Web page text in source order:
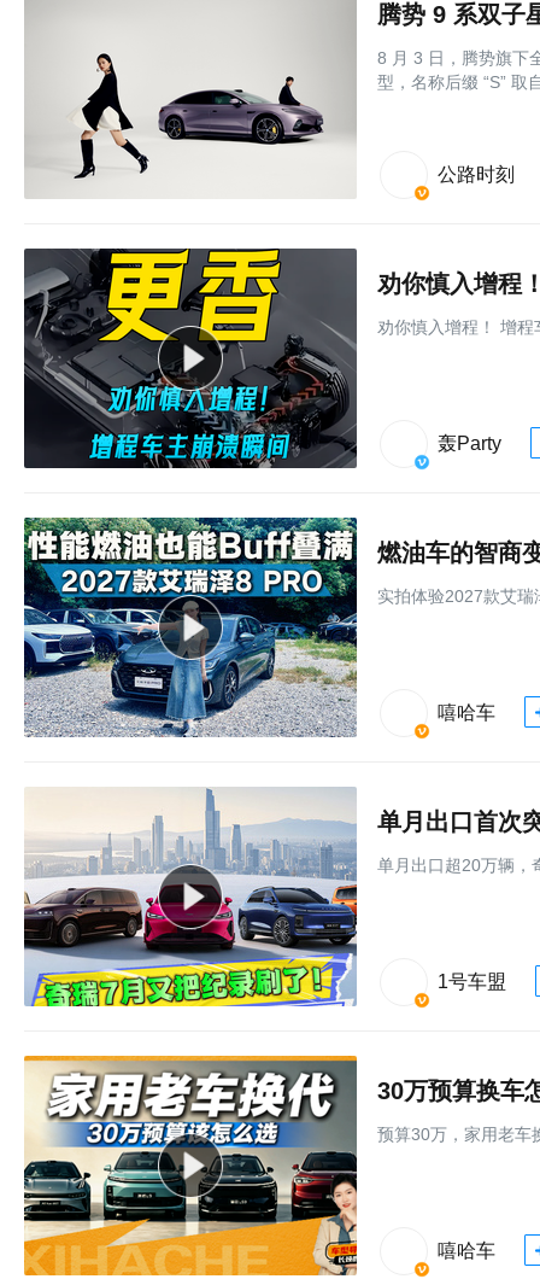
腾势 9 系双子
8 月 3 日，腾势旗下
型，名称后缀 “S” 取
公路时刻
劝你慎入增程
劝你慎入增程！ 增
轰Party
实拍体验2027款艾
嘻哈车
单月出口首次
单月出口超20万辆，
1号车盟
30万预算换车
预算30万，家用老车
嘻哈车